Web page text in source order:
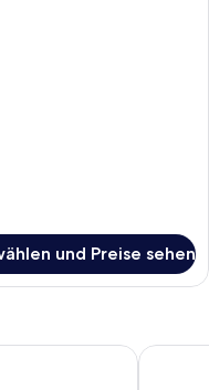
und Preise sehen
Station